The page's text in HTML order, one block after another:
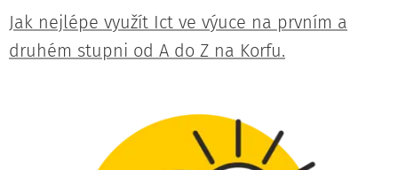
Jak nejlépe využít Ict ve výuce na prvním a
druhém stupni od A do Z na Korfu.